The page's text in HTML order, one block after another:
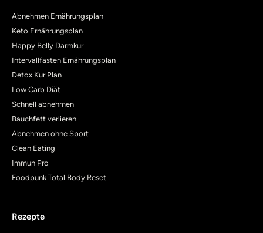
Abnehmen Ernährungsplan
Keto Ernährungsplan
Happy Belly Darmkur
Intervallfasten Ernährungsplan
Detox Kur Plan
Low Carb Diät
Schnell abnehmen
Bauchfett verlieren
Abnehmen ohne Sport
Clean Eating
Immun Pro
Foodpunk Total Body Reset
Rezepte